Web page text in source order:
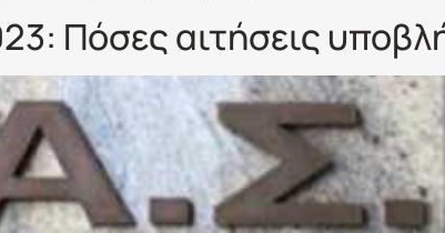
Πόσες αιτήσεις